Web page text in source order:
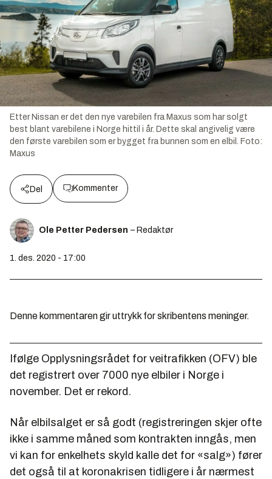
Etter Nissan er det den nye varebilen fra Maxus som har solgt
best blant varebilene i Norge hittil i år. Dette skal angivelig være
den første varebilen som er bygget fra bunnen som en elbil. Foto:
Maxus
Del Kommenter
Ole Petter Pedersen – Redaktør
1. des. 2020 - 17:00
Denne kommentaren gir uttrykk for skribentens meninger.
Ifølge Opplysningsrådet for veitrafikken (OFV) ble
det registrert over 7000 nye elbiler i Norge i
november. Det er rekord.
Når elbilsalget er så godt (registreringen skjer ofte
ikke i samme måned som kontrakten inngås, men
vi kan for enkelhets skyld kalle det for «salg») fører
det også til at koronakrisen tidligere i år nærmest